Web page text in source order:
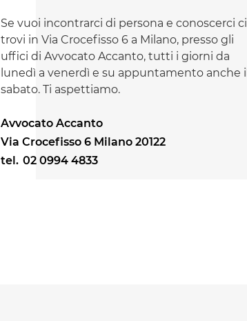
Se vuoi incontrarci di persona e conoscerci ci
trovi in Via Crocefisso 6 a Milano, presso gli
uffici di Avvocato Accanto, tutti i giorni da
lunedì a venerdì e su appuntamento anche il
sabato. Ti aspettiamo.
Avvocato Accanto
Via Crocefisso 6 Milano 20122
tel. 02 0994 4833